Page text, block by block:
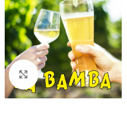
Klik om te vergroten